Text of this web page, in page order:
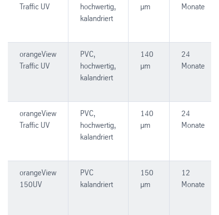
Traffic UV
hochwertig,
kalandriert
µm
Monate
orangeView
Traffic UV
PVC,
hochwertig,
kalandriert
140
µm
24
Monate
orangeView
Traffic UV
PVC,
hochwertig,
kalandriert
140
µm
24
Monate
orangeView
150UV
PVC
kalandriert
150
µm
12
Monate